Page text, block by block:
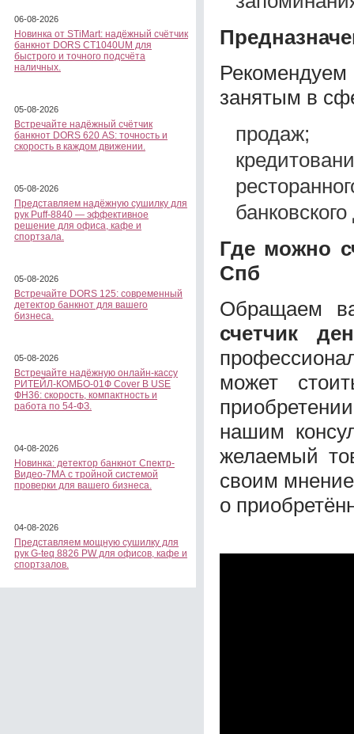
06-08-2026
Новинка от STiMart: надёжный счётчик
банкнот DORS CT1040UM для
быстрого и точного подсчёта
наличных.
05-08-2026
Встречайте надёжный счётчик
банкнот DORS 620 АS: точность и
скорость в каждом движении.
05-08-2026
Представляем надёжную сушилку для
рук Puff-8840 — эффективное
решение для офиса, кафе и
спортзала.
05-08-2026
Встречайте DORS 125: современный
детектор банкнот для вашего
бизнеса.
05-08-2026
Встречайте надёжную онлайн-кассу
РИТЕЙЛ-КОМБО-01Ф Cover B USE
ФН36: скорость, компактность и
работа по 54-ФЗ.
04-08-2026
Новинка: детектор банкнот Спектр-
Видео-7МА с тройной системой
проверки для вашего бизнеса.
04-08-2026
Представляем мощную сушилку для
рук G-teq 8826 PW для офисов, кафе и
спортзалов.
занятым в
продаж;
Где можно
Спб
Обращаем
счетчик
может
нашим
желаемый
своим
о